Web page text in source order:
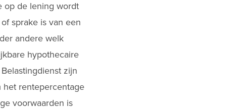
op de lening wordt
sprake is van een
andere welk
hypothecaire
zijn
rentepercentage
voorwaarden is